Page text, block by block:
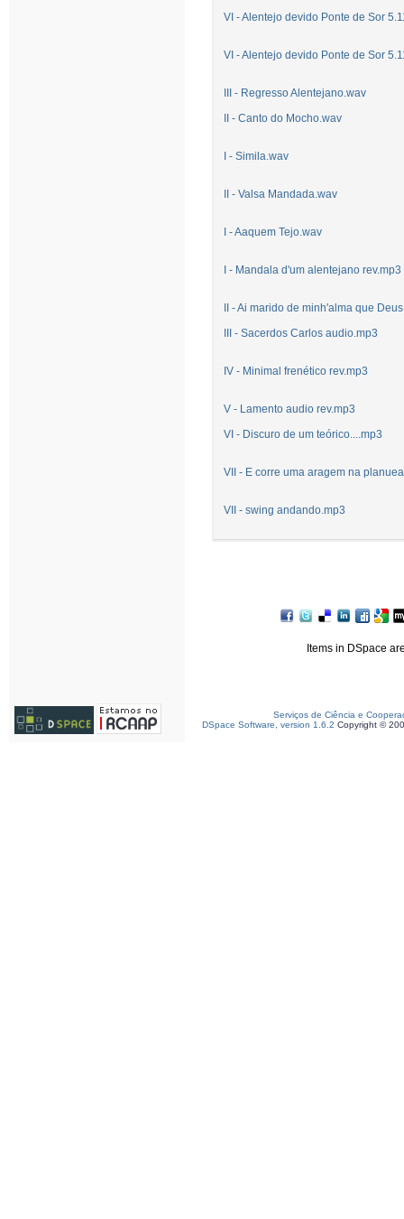
VI - Alentejo devido Ponte de Sor
VI - Alentejo devido Ponte de Sor
III - Regresso Alentejano.wav
II - Canto do Mocho.wav
I - Simila.wav
II - Valsa Mandada.wav
I - Aaquem Tejo.wav
I - Mandala d'um alentejano rev.mp3
II - Ai marido de minh'alma que
III - Sacerdos Carlos audio.mp3
IV - Minimal frenético rev.mp3
V - Lamento audio rev.mp3
VI - Discuro de um teórico....mp3
VII - E corre uma aragem na
VII - swing andando.mp3
Items in DSpace
Serviços de Ciência e
DSpace Software, version 1.6.2 Copyright ©